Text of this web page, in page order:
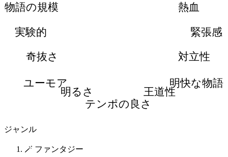
熱血
緊張感
対立性
明快な物語
王道性
テンポの良さ
明るさ
ユーモア
奇抜さ
実験的
物語の規模
ジャンル
🪄 ファンタジー